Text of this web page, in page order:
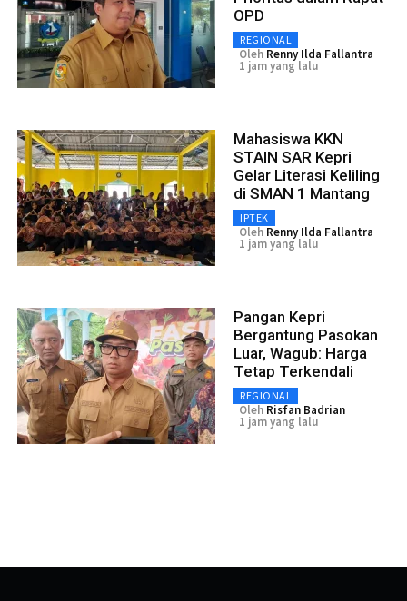
OPD
REGIONAL
Oleh Renny Ilda Fallantra
1 jam yang lalu
Mahasiswa KKN
STAIN SAR Kepri
Gelar Literasi Keliling
di SMAN 1 Mantang
IPTEK
Oleh Renny Ilda Fallantra
1 jam yang lalu
Pangan Kepri
Bergantung Pasokan
Luar, Wagub: Harga
Tetap Terkendali
REGIONAL
Oleh Risfan Badrian
1 jam yang lalu